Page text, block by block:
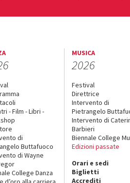
- Film - Libri -
di
Buttafuoco
di Wayne
College Danza
MUSICA
2026
Festival
Direttrice
Intervento di
Pietrangelo
Intervento di
Barbieri
Biennale College
Edizioni passate
Orari e sedi
Biglietti
Accrediti